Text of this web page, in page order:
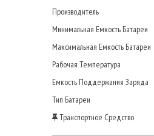
Производитель
Минимальная Емкость Батареи
Максимальная Емкость Батареи
Рабочая Температура
Емкость Поддержания Заряда
Тип Батареи
Транспортное Средство